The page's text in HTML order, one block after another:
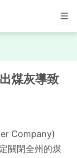
煤灰導致
Company)
關閉全州的煤